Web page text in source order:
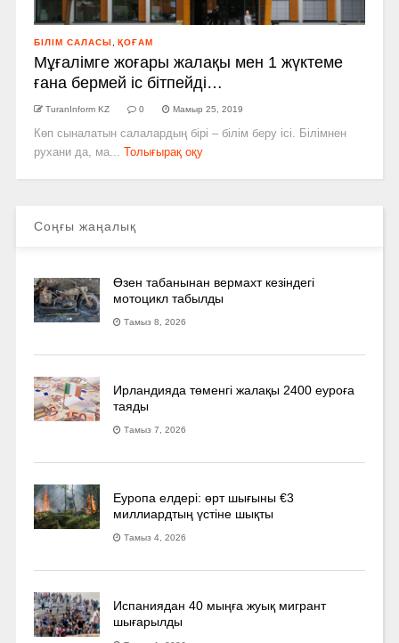
БІЛІМ САЛАСЫ ҚОҒАМ
Мұғалімге жоғары жалақы мен 1 жүктеме
ғана бермей іс бітпейді…
TuranInform KZ 0 Мамыр 25, 2019
Көп сыналатын салалардың бірі – білім беру ісі. Білімнен
рухани да, ма...
Толығырақ оқу
Соңғы жаңалық
Өзен табанынан вермахт кезіндегі
мотоцикл табылды
Тамыз 8, 2026
Ирландияда төменгі жалақы 2400 еуроға
таяды
Тамыз 7, 2026
Еуропа елдері: өрт шығыны €3
миллиардтың үстіне шықты
Тамыз 4, 2026
Испаниядан 40 мыңға жуық мигрант
шығарылды